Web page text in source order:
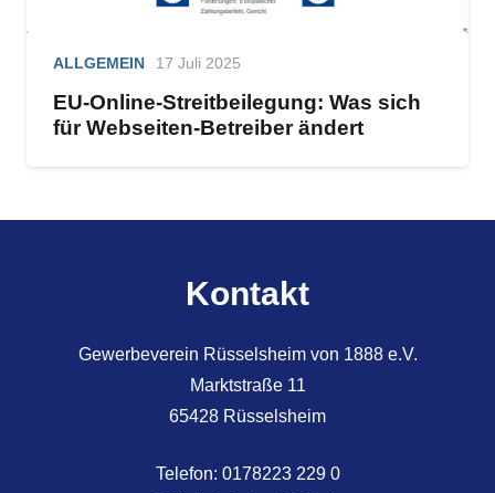
ALLGEMEIN 17 Juli 2025
EU-Online-Streitbeilegung: Was sich
für Webseiten-Betreiber ändert
Kontakt
Gewerbeverein Rüsselsheim von 1888 e.V.
Marktstraße 11
65428 Rüsselsheim
Telefon: 0178223 229 0